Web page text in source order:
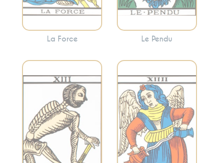
La Force Le Pendu
Incarne la
transformation, la
fin des cycles et le
renouveau. Cette
carte annonce
souvent des
Évoque l’équilibre,
l’harmonie et la
modération. La
Tempérance
encourage à
trouver le juste
milieu et à